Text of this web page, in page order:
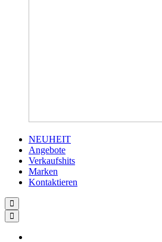
NEUHEIT
Angebote
Verkaufshits
Marken
Kontaktieren